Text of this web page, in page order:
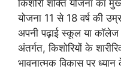
किशोरी शक्ति योजना का
योजना 11 से 18 वर्ष की
अपनी पढ़ाई स्कूल या
अंतर्गत, किशोरियों के
भावनात्मक विकास पर ध्यान